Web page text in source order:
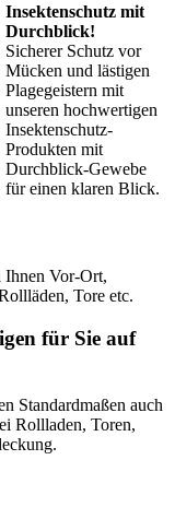
Insektenschutz mit
Durchblick!
Sicherer Schutz vor
Mücken und lästigen
Plagegeistern mit
unseren hochwertigen
Insektenschutz-
Produkten mit
Durchblick-Gewebe
für einen klaren Blick.
Ihnen Vor-Ort,
Tore etc.
für Sie auf
Standardmaßen auch
Rollladen, Toren,